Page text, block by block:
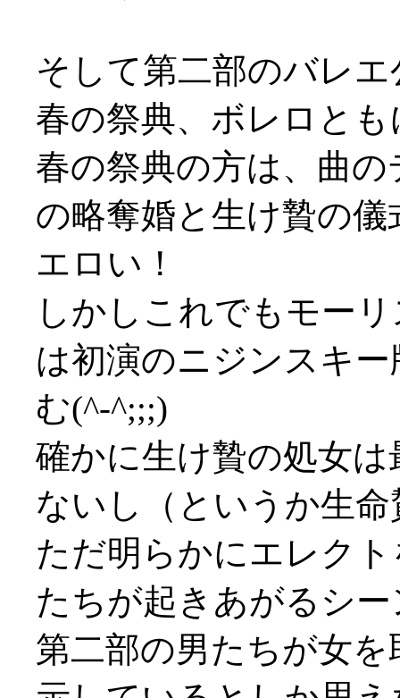
そして第二部のバレエ
春の祭典、ボレロと
春の祭典の方は、曲
の略奪婚と生け贄の
エロい！
しかしこれでもモー
は初演のニジンスキ
む(^-^;;;)
確かに生け贄の処女
ないし（というか生
ただ明らかにエレク
たちが起きあがるシ
第二部の男たちが女